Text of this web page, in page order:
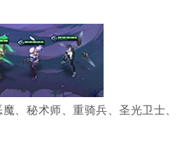
、秘术师、重骑兵、圣光卫士、